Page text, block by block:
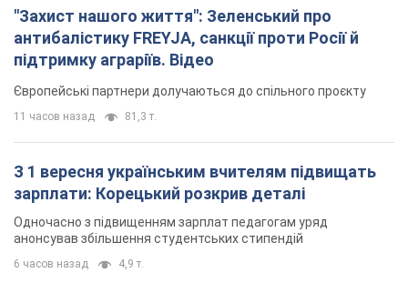
"Захист нашого життя": Зеленський про
антибалістику FREYJA, санкції проти Росії й
підтримку аграріїв. Відео
Європейські партнери долучаються до спільного проєкту
11 часов назад 81,3 т.
З 1 вересня українським вчителям підвищать
зарплати: Корецький розкрив деталі
Одночасно з підвищенням зарплат педагогам уряд
анонсував збільшення студентських стипендій
6 часов назад 4,9 т.